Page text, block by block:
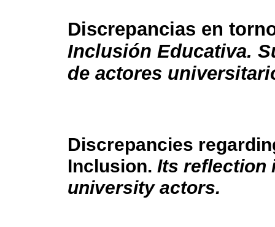
Discrepancias en
Inclusión Educativa.
de actores
Discrepancies
Inclusion. Its reflection
university actors.